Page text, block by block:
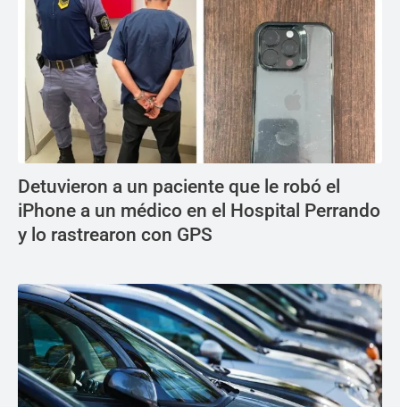
Detuvieron a un paciente que le robó el
iPhone a un médico en el Hospital Perrando
y lo rastrearon con GPS